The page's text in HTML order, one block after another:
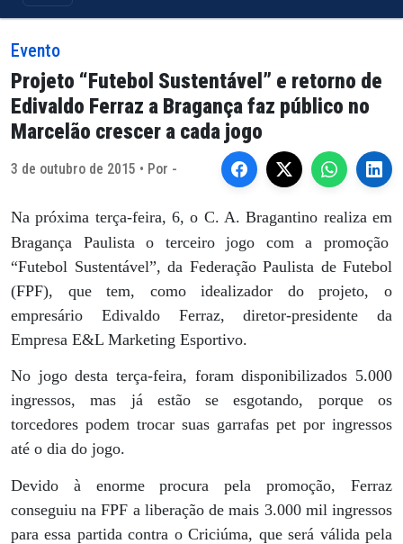
Evento
Projeto “Futebol Sustentável” e retorno de
Edivaldo Ferraz a Bragança faz público no
Marcelão crescer a cada jogo
3 de outubro de 2015 • Por -
Na próxima terça-feira, 6, o C. A. Bragantino realiza em
Bragança Paulista o terceiro jogo com a promoção
“Futebol Sustentável”, da Federação Paulista de Futebol
(FPF), que tem, como idealizador do projeto, o
empresário Edivaldo Ferraz, diretor-presidente da
Empresa E&L Marketing Esportivo.
No jogo desta terça-feira, foram disponibilizados 5.000
ingressos, mas já estão se esgotando, porque os
torcedores podem trocar suas garrafas pet por ingressos
até o dia do jogo.
Devido à enorme procura pela promoção, Ferraz
conseguiu na FPF a liberação de mais 3.000 mil ingressos
para essa partida contra o Criciúma, que será válida pela